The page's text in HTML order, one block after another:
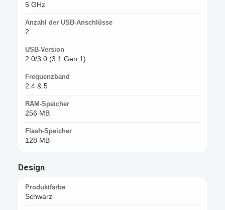
5 GHz
Anzahl der USB-Anschlüsse
2
USB-Version
2.0/3.0 (3.1 Gen 1)
Frequenzband
2.4 & 5
RAM-Speicher
256 MB
Flash-Speicher
128 MB
Design
Produktfarbe
Schwarz